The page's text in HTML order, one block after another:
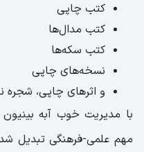
کتب چاپی
کتب مدال‌ها
کتب سکه‌ها
نسخه‌های چاپی
و اثرهای چاپی، شجره
با مدیریت خوب آبه
مهم علمی-فرهنگی تبدیل